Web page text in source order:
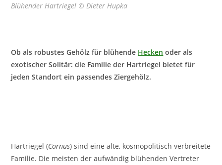
Blühender Hartriegel © Dieter Hupka
Ob als robustes Gehölz für blühende Hecken oder als
exotischer Solitär: die Familie der Hartriegel bietet für
jeden Standort ein passendes Ziergehölz.
Hartriegel (Cornus) sind eine alte, kosmopolitisch verbreitete
Familie. Die meisten der aufwändig blühenden Vertreter